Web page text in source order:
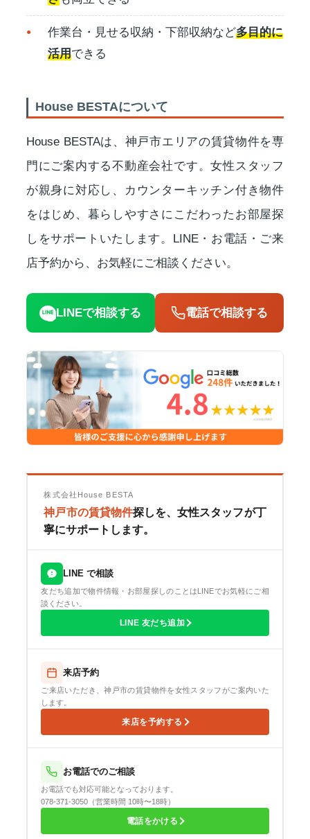
作業台・見せる収納・下部収納など多目的に
活用できる
House BESTAについて
House BESTAは、神戸市エリアの賃貸物件を専
門にご案内する不動産会社です。女性スタッフ
が親身に対応し、カウンターキッチン付き物件
をはじめ、暮らしやすさにこだわったお部屋探
しをサポートいたします。LINE・お電話・ご来
店予約から、お気軽にご相談ください。
LINEで相談する 電話で相談する
株式会社House BESTA
神戸市の賃貸物件探しを、女性スタッフが丁
寧にサポートします。
LINE で相談
友だち追加で物件情報・お部屋探しのことはLINEでお気軽にご相
談ください。
LINE 友だち追加
来店予約
ご来店いただき、神戸市の賃貸物件を女性スタッフがご案内いた
します。
来店を予約する
お電話でのご相談
お電話でも対応可能となっております。
078-371-3050（営業時間 10時〜18時）
電話をかける